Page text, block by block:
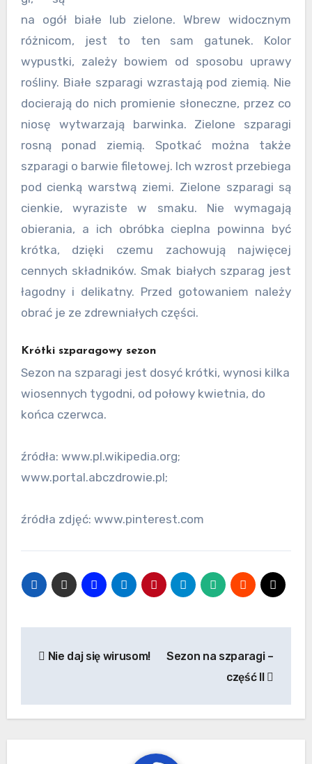
na ogół białe lub zielone. Wbrew widocznym
różnicom, jest to ten sam gatunek. Kolor
wypustki, zależy bowiem od sposobu uprawy
rośliny. Białe szparagi wzrastają pod ziemią. Nie
docierają do nich promienie słoneczne, przez co
niosę wytwarzają barwinka. Zielone szparagi
rosną ponad ziemią. Spotkać można także
szparagi o barwie filetowej. Ich wzrost przebiega
pod cienką warstwą ziemi. Zielone szparagi są
cienkie, wyraziste w smaku. Nie wymagają
obierania, a ich obróbka cieplna powinna być
krótka, dzięki czemu zachowują najwięcej
cennych składników. Smak białych szparag jest
łagodny i delikatny. Przed gotowaniem należy
obrać je ze zdrewniałych części.
Krótki szparagowy sezon
Sezon na szparagi jest dosyć krótki, wynosi kilka
wiosennych tygodni, od połowy kwietnia, do
końca czerwca.
źródła: www.pl.wikipedia.org;
www.portal.abczdrowie.pl;
źródła zdjęć: www.pinterest.com
Nie daj się wirusom!
Sezon na szparagi –
część II